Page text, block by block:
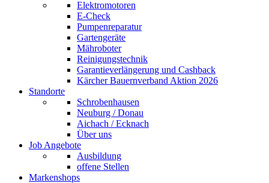
Elektromotoren
E-Check
Pumpenreparatur
Gartengeräte
Mähroboter
Reinigungstechnik
Garantieverlängerung und Cashback
Kärcher Bauernverband Aktion 2026
Standorte
Schrobenhausen
Neuburg / Donau
Aichach / Ecknach
Über uns
Job Angebote
Ausbildung
offene Stellen
Markenshops